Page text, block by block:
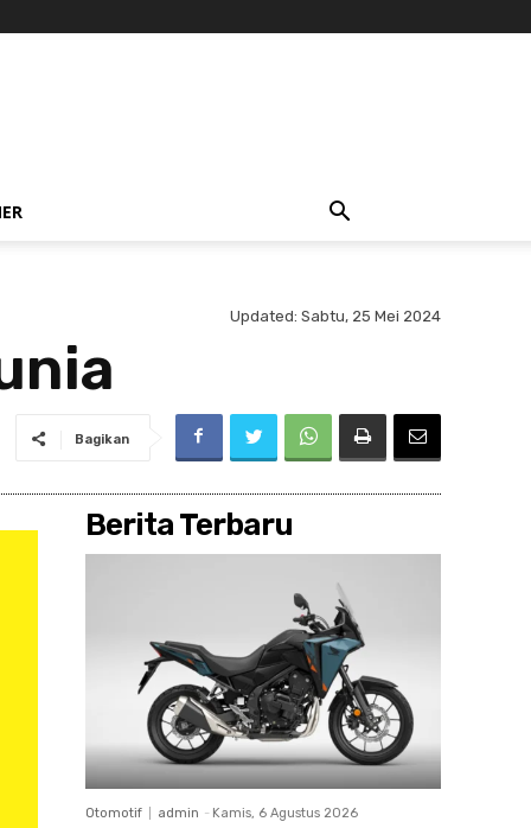
Updated: Sabtu, 25 Mei 2024
Bagikan
Berita Terbaru
Otomotif admin - Kamis, 6 Agustus 2026